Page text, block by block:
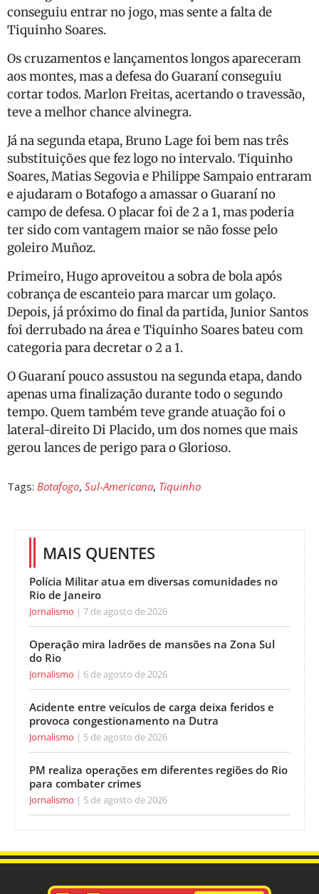
conseguiu entrar no jogo, mas sente a falta de
Tiquinho Soares.
Os cruzamentos e lançamentos longos apareceram
aos montes, mas a defesa do Guaraní conseguiu
cortar todos. Marlon Freitas, acertando o travessão,
teve a melhor chance alvinegra.
Já na segunda etapa, Bruno Lage foi bem nas três
substituições que fez logo no intervalo. Tiquinho
Soares, Matias Segovia e Philippe Sampaio entraram
e ajudaram o Botafogo a amassar o Guaraní no
campo de defesa. O placar foi de 2 a 1, mas poderia
ter sido com vantagem maior se não fosse pelo
goleiro Muñoz.
Primeiro, Hugo aproveitou a sobra de bola após
cobrança de escanteio para marcar um golaço.
Depois, já próximo do final da partida, Junior Santos
foi derrubado na área e Tiquinho Soares bateu com
categoria para decretar o 2 a 1.
O Guaraní pouco assustou na segunda etapa, dando
apenas uma finalização durante todo o segundo
tempo. Quem também teve grande atuação foi o
lateral-direito Di Placido, um dos nomes que mais
gerou lances de perigo para o Glorioso.
Tags: Botafogo, Sul-Americana, Tiquinho
MAIS QUENTES
Polícia Militar atua em diversas comunidades no
Rio de Janeiro
Jornalismo 7 de agosto de 2026
Operação mira ladrões de mansões na Zona Sul
do Rio
Jornalismo 6 de agosto de 2026
Acidente entre veículos de carga deixa feridos e
provoca congestionamento na Dutra
Jornalismo 5 de agosto de 2026
PM realiza operações em diferentes regiões do Rio
para combater crimes
Jornalismo 5 de agosto de 2026